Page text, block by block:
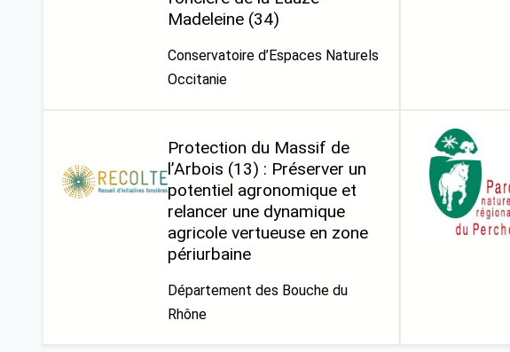
Madeleine (34)
Conservatoire d’Espaces Naturels
Occitanie
Protection du Massif de
l’Arbois (13) : Préserver un
potentiel agronomique et
relancer une dynamique
agricole vertueuse en zone
périurbaine
Département des Bouche du
Rhône